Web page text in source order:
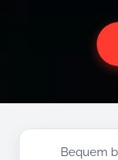
Bequem